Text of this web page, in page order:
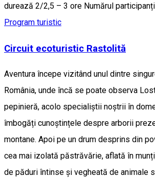
durează 2/2,5 – 3 ore Numărul
Program turistic
Circuit ecoturistic Rastolită
Aventura începe vizitând unul dintre
România, unde încă se poate observa
pepinieră, acolo specialiștii noștrii în
îmbogăți cunoștințele despre arborii
montane. Apoi pe un drum desprins din
cea mai izolată păstrăvărie, aflată în
de păduri întinse și vegheată de animale